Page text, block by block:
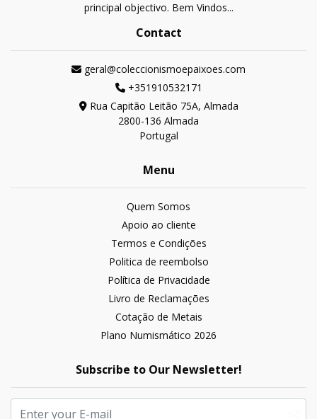
principal objectivo. Bem Vindos...
Contact
geral@coleccionismoepaixoes.com
+351910532171
Rua Capitão Leitão 75A, Almada
2800-136 Almada
Portugal
Menu
Quem Somos
Apoio ao cliente
Termos e Condições
Politica de reembolso
Política de Privacidade
Livro de Reclamações
Cotação de Metais
Plano Numismático 2026
Subscribe to Our Newsletter!